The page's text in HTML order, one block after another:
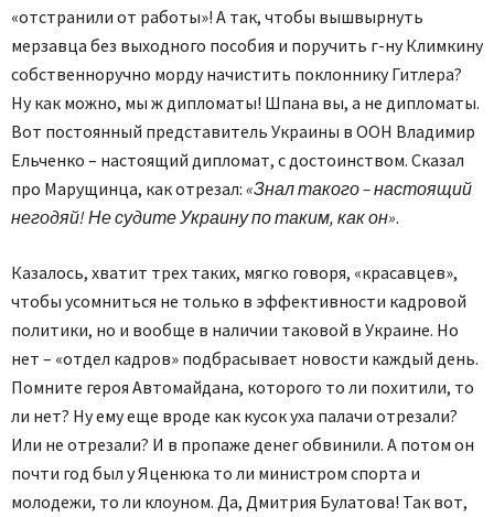
«отстранили от работы»! А так, чтобы вышвырнуть
мерзавца без выходного пособия и поручить г-ну Климкину
собственноручно морду начистить поклоннику Гитлера?
Ну как можно, мы ж дипломаты! Шпана вы, а не дипломаты.
Вот постоянный представитель Украины в ООН Владимир
Ельченко – настоящий дипломат, с достоинством. Сказал
про Марущинца, как отрезал: «Знал такого – настоящий
негодяй! Не судите Украину по таким, как он».
Казалось, хватит трех таких, мягко говоря, «красавцев»,
чтобы усомниться не только в эффективности кадровой
политики, но и вообще в наличии таковой в Украине. Но
нет – «отдел кадров» подбрасывает новости каждый день.
Помните героя Автомайдана, которого то ли похитили, то
ли нет? Ну ему еще вроде как кусок уха палачи отрезали?
Или не отрезали? И в пропаже денег обвинили. А потом он
почти год был у Яценюка то ли министром спорта и
молодежи, то ли клоуном. Да, Дмитрия Булатова! Так вот,